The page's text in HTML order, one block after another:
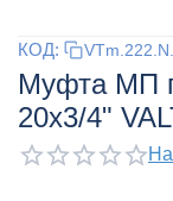
КОД:
Муфта МП
20x3/4"